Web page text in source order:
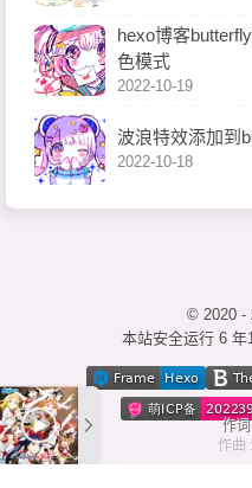
hexo博客
色模式
2022-10-19
波浪特效添加到
2022-10-18
© 2020 -
本站安全运行 6 年
作
作曲